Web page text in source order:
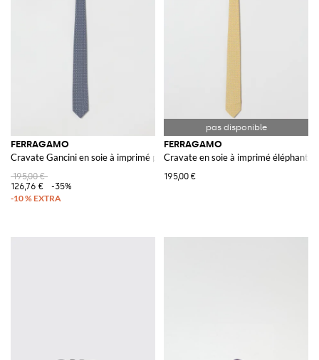
FERRAGAMO
Cravate Gancini en soie à imprimé papillon
195,00 €
126,76 €
-35%
FERRAGAMO
Cravate en soie à imprimé éléphant
195,00 €